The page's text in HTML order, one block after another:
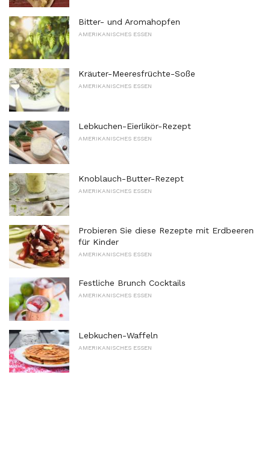
Bitter- und Aromahopfen
AMERIKANISCHES ESSEN
Kräuter-Meeresfrüchte-Soße
AMERIKANISCHES ESSEN
Lebkuchen-Eierlikör-Rezept
AMERIKANISCHES ESSEN
Knoblauch-Butter-Rezept
AMERIKANISCHES ESSEN
Probieren Sie diese Rezepte mit Erdbeeren
für Kinder
AMERIKANISCHES ESSEN
Festliche Brunch Cocktails
AMERIKANISCHES ESSEN
Lebkuchen-Waffeln
AMERIKANISCHES ESSEN